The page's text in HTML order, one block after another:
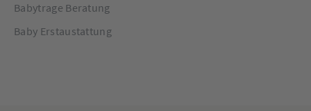
Babytrage Beratung
Baby Erstaustattung